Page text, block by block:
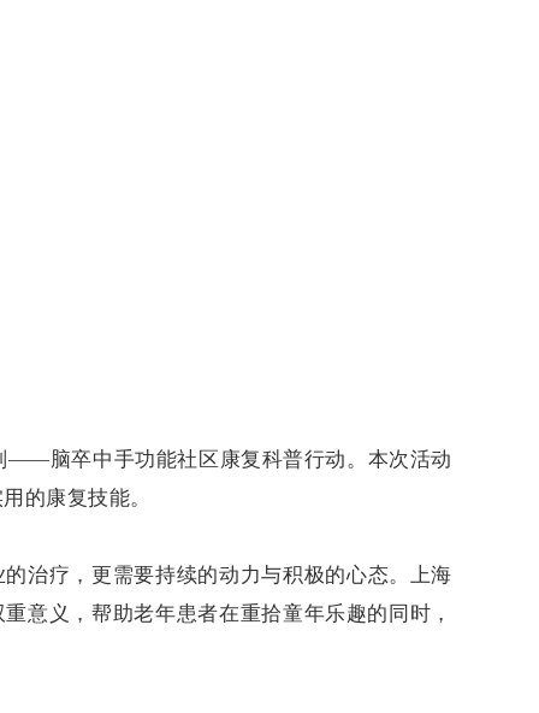
——脑卒中手功能社区康复科普行动。本次活动
的康复技能。
治疗，更需要持续的动力与积极的心态。上海
重意义，帮助老年患者在重拾童年乐趣的同时，